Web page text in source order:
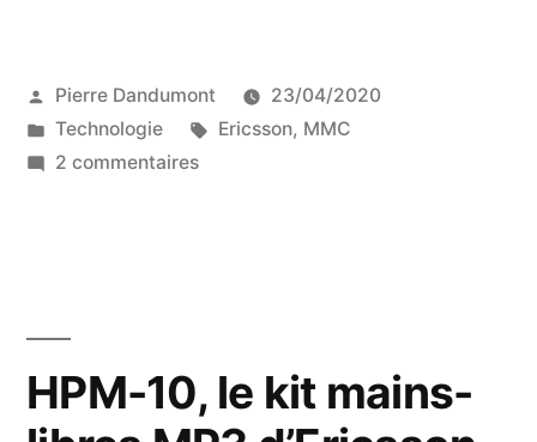
Publié
par
Pierre Dandumont
23/04/2020
Publié
dans
Technologie Étiquettes :
Ericsson, MMC
2 commentairessur
Ericsson
HPM-
HPM-10, le kit mains-